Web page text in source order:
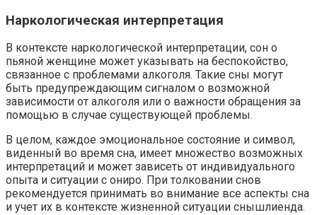
Наркологическая интерпретация
В контексте наркологической интерпретации, сон о
пьяной женщине может указывать на беспокойство,
связанное с проблемами алкоголя. Такие сны могут
быть предупреждающим сигналом о возможной
зависимости от алкоголя или о важности обращения за
помощью в случае существующей проблемы.
В целом, каждое эмоциональное состояние и символ,
виденный во время сна, имеет множество возможных
интерпретаций и может зависеть от индивидуального
опыта и ситуации с ониро. При толковании снов
рекомендуется принимать во внимание все аспекты сна
и учет их в контексте жизненной ситуации снышлиенда.